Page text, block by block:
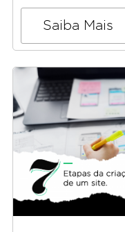
Saiba Mais